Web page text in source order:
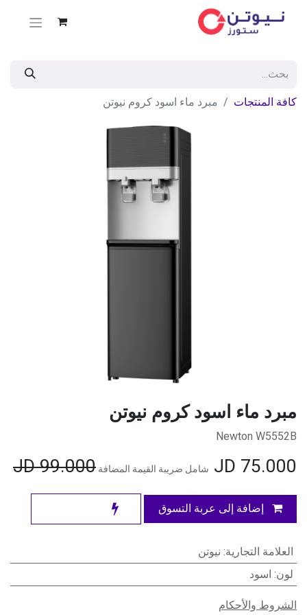
كافة المنتجات مبرد ماء اسود كروم نيوتن
مبرد ماء اسود كروم نيوتن
Newton W5552B
75.000 شامل ضريبة القيمة المضافة 99.000
JD
إضافة إلى عربة التسوق
العلامة التجارية: نيوتن
لون: اسود
الشروط والأحكام